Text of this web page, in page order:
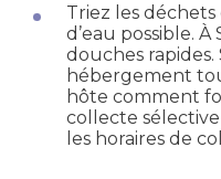
Triez les
d’eau possible. À
douches
hébergement
hôte comment
collecte
les horaires de